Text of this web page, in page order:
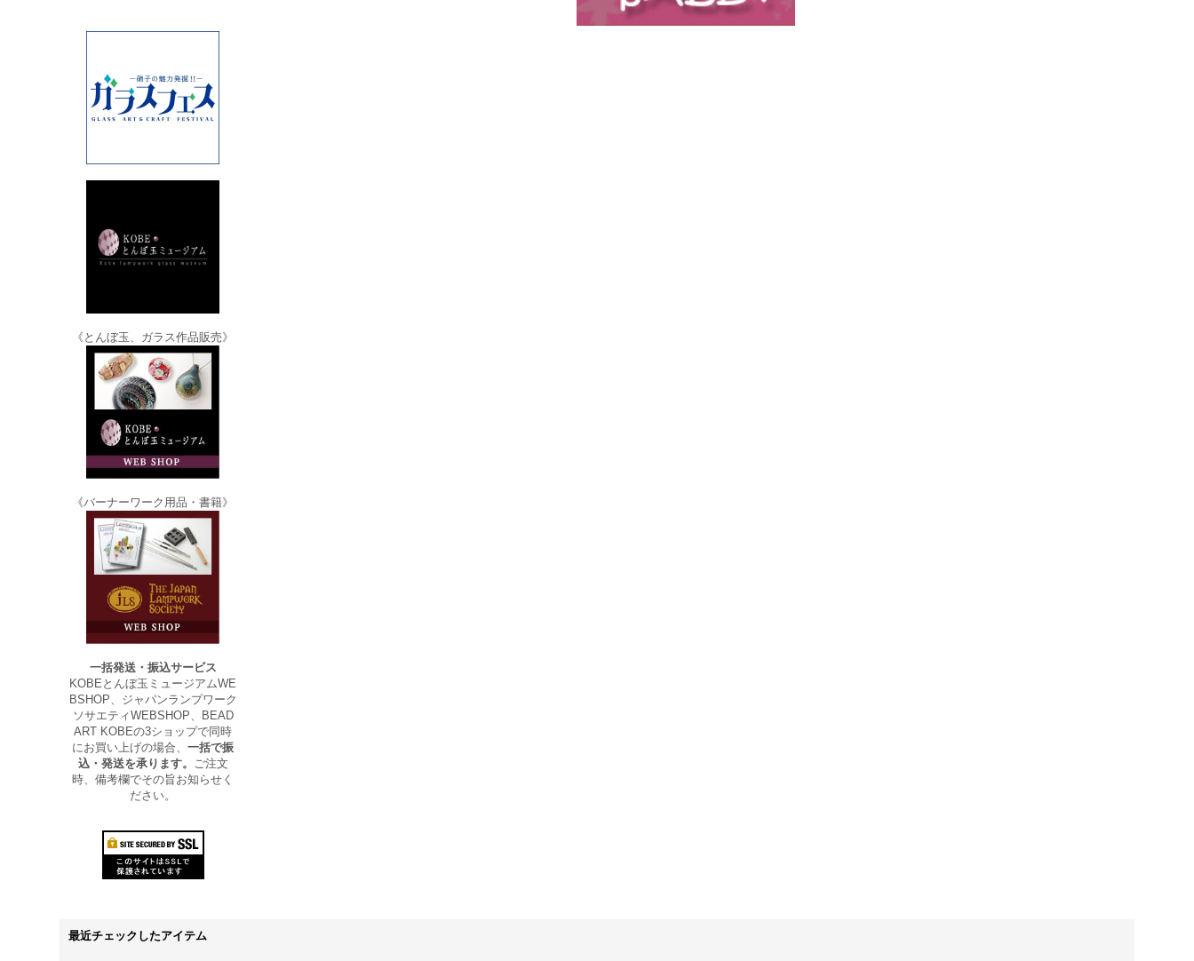
《とんぼ玉、ガラス作品販売》
《バーナーワーク用品・書籍》
一括発送・振込サービス
KOBEとんぼ玉ミュージアムWE
BSHOP、ジャパンランプワーク
ソサエティWEBSHOP、BEAD
ART KOBEの3ショップで同時
にお買い上げの場合、一括で振
込・発送を承ります。 ご注文
時、備考欄でその旨お知らせく
ださい。
最近チェックしたアイテム